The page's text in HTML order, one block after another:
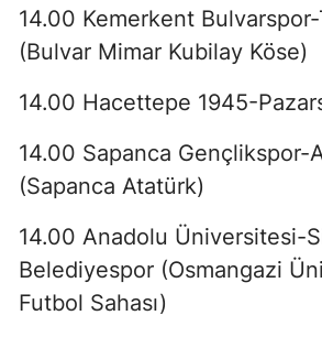
14.00 Kemerkent
(Bulvar Mimar Kubilay Köse)
14.00 Hacettepe 1945-
14.00 Sapanca Gençlikspor-
(Sapanca Atatürk)
14.00 Anadolu Üniversitesi-
Belediyespor (Osmangazi
Futbol Sahası)